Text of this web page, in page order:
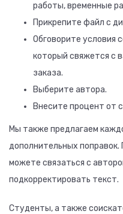
работы, временные
Прикрепите файл с
Обговорите условия
который свяжется с
заказа.
Выберите автора.
Внесите процент от
Мы также предлагаем
дополнительных
можете связаться с
подкорректировать текст.
Студенты, а также